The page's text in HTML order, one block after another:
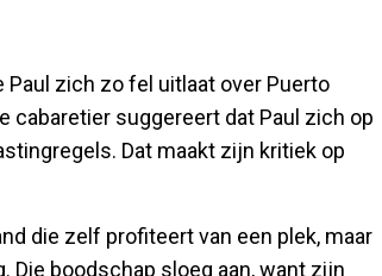
zich zo fel uitlaat over Puerto
cabaretier suggereert dat Paul zich op
Dat maakt zijn kritiek op
die zelf profiteert van een plek, maar
Die boodschap sloeg aan, want zijn